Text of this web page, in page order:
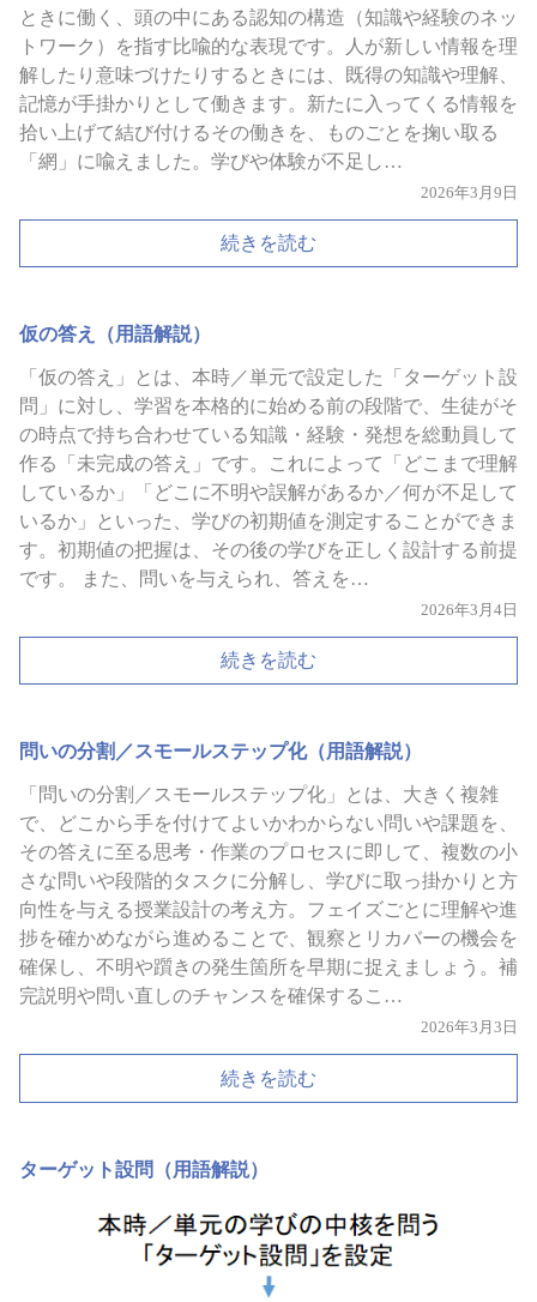
ときに働く、頭の中にある認知の構造（知識や経験のネッ
トワーク）を指す比喩的な表現です。人が新しい情報を理
解したり意味づけたりするときには、既得の知識や理解、
記憶が手掛かりとして働きます。新たに入ってくる情報を
拾い上げて結び付けるその働きを、ものごとを掬い取る
「網」に喩えました。学びや体験が不足し…
2026年3月9日
続きを読む
仮の答え（用語解説）
「仮の答え」とは、本時／単元で設定した「ターゲット設
問」に対し、学習を本格的に始める前の段階で、生徒がそ
の時点で持ち合わせている知識・経験・発想を総動員して
作る「未完成の答え」です。これによって「どこまで理解
しているか」「どこに不明や誤解があるか／何が不足して
いるか」といった、学びの初期値を測定することができま
す。初期値の把握は、その後の学びを正しく設計する前提
です。 また、問いを与えられ、答えを…
2026年3月4日
続きを読む
問いの分割／スモールステップ化（用語解説）
「問いの分割／スモールステップ化」とは、大きく複雑
で、どこから手を付けてよいかわからない問いや課題を、
その答えに至る思考・作業のプロセスに即して、複数の小
さな問いや段階的タスクに分解し、学びに取っ掛かりと方
向性を与える授業設計の考え方。フェイズごとに理解や進
捗を確かめながら進めることで、観察とリカバーの機会を
確保し、不明や躓きの発生箇所を早期に捉えましょう。補
完説明や問い直しのチャンスを確保するこ…
2026年3月3日
続きを読む
ターゲット設問（用語解説）